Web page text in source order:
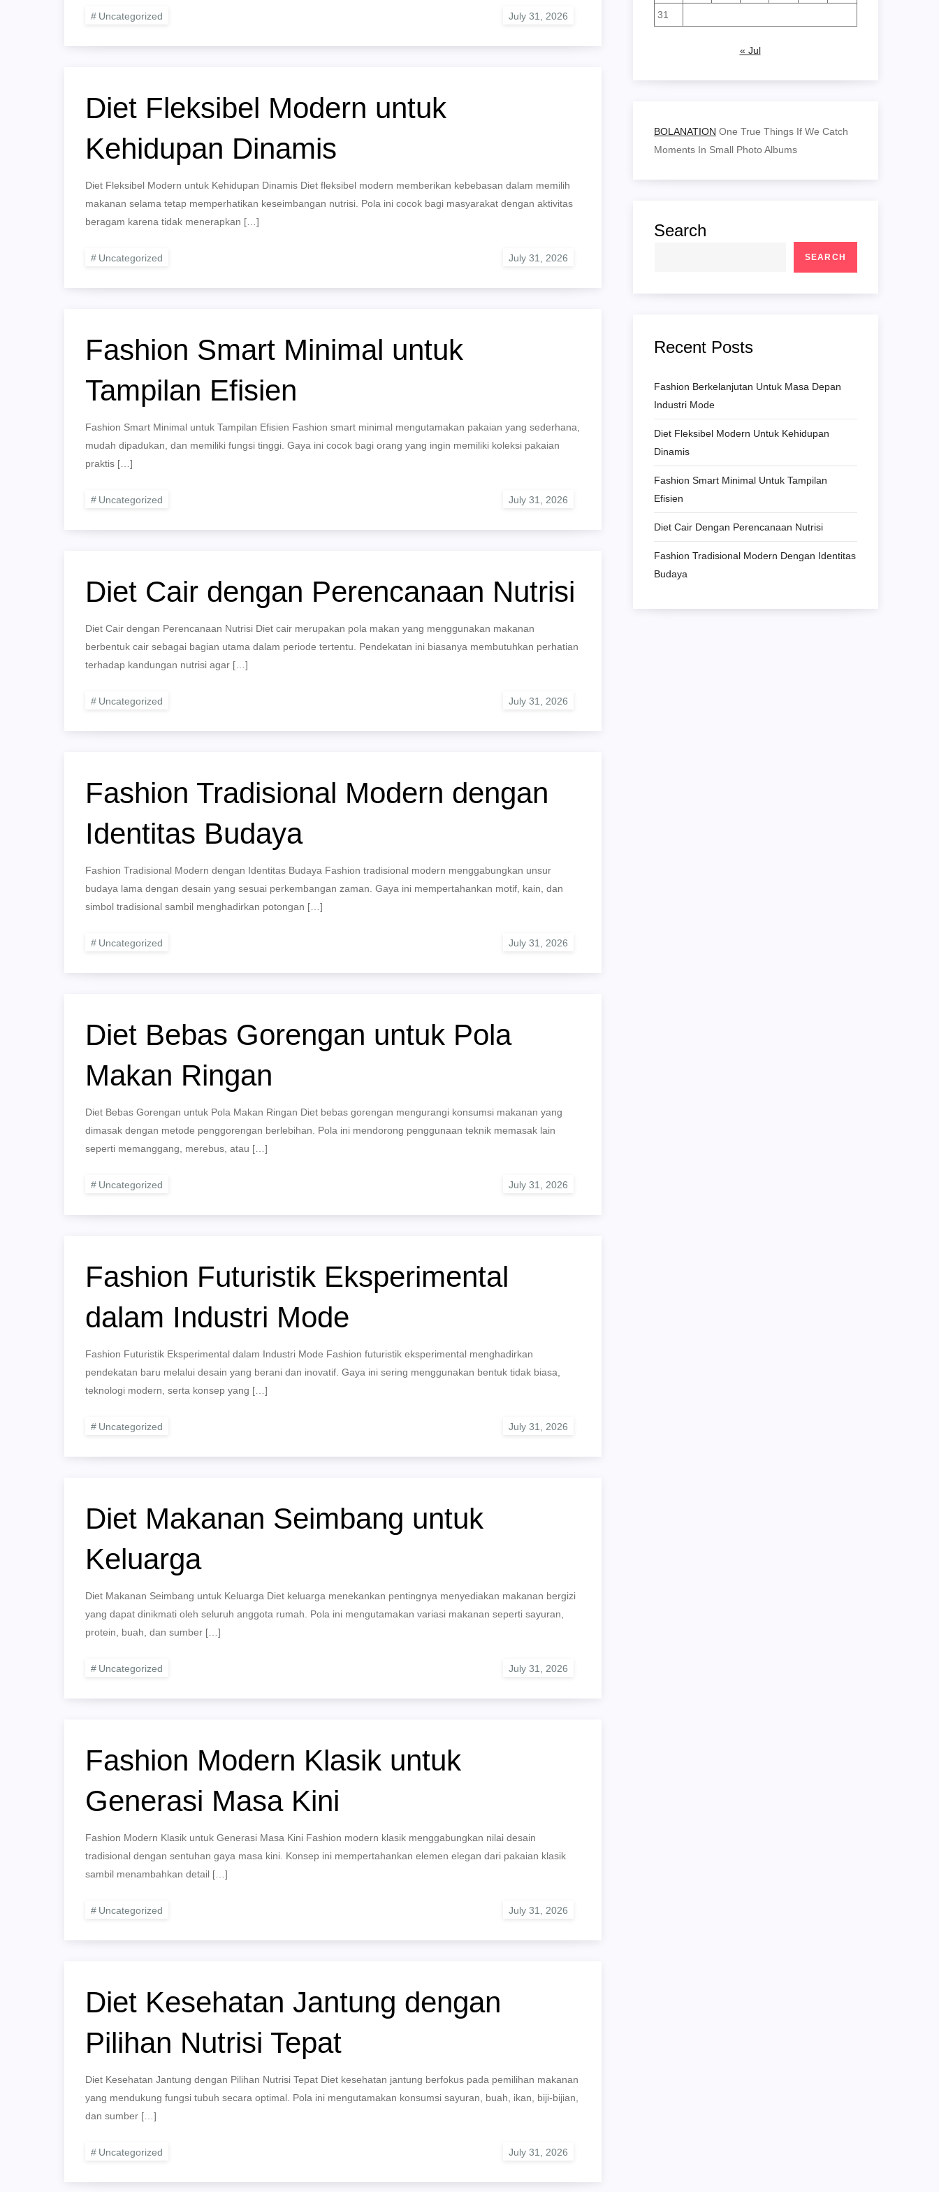
Uncategorized
Diet Fleksibel Modern untuk
Kehidupan Dinamis
Diet Fleksibel Modern untuk Kehidupan Dinamis Diet fleksibel modern memberikan kebebasan dalam memilih
makanan selama tetap memperhatikan keseimbangan nutrisi. Pola ini cocok bagi masyarakat dengan aktivitas
beragam karena tidak menerapkan […]
Uncategorized
Fashion Smart Minimal untuk
Tampilan Efisien
Fashion Smart Minimal untuk Tampilan Efisien Fashion smart minimal mengutamakan pakaian yang sederhana,
mudah dipadukan, dan memiliki fungsi tinggi. Gaya ini cocok bagi orang yang ingin memiliki koleksi pakaian
praktis […]
Uncategorized
Diet Cair dengan Perencanaan Nutrisi
Diet Cair dengan Perencanaan Nutrisi Diet cair merupakan pola makan yang menggunakan makanan
berbentuk cair sebagai bagian utama dalam periode tertentu. Pendekatan ini biasanya membutuhkan perhatian
terhadap kandungan nutrisi agar […]
Uncategorized
Fashion Tradisional Modern dengan
Identitas Budaya
Fashion Tradisional Modern dengan Identitas Budaya Fashion tradisional modern menggabungkan unsur
budaya lama dengan desain yang sesuai perkembangan zaman. Gaya ini mempertahankan motif, kain, dan
simbol tradisional sambil menghadirkan potongan […]
Uncategorized
Diet Bebas Gorengan untuk Pola
Makan Ringan
Diet Bebas Gorengan untuk Pola Makan Ringan Diet bebas gorengan mengurangi konsumsi makanan yang
dimasak dengan metode penggorengan berlebihan. Pola ini mendorong penggunaan teknik memasak lain
seperti memanggang, merebus, atau […]
Uncategorized
Fashion Futuristik Eksperimental
dalam Industri Mode
Fashion Futuristik Eksperimental dalam Industri Mode Fashion futuristik eksperimental menghadirkan
pendekatan baru melalui desain yang berani dan inovatif. Gaya ini sering menggunakan bentuk tidak biasa,
teknologi modern, serta konsep yang […]
Uncategorized
Diet Makanan Seimbang untuk
Keluarga
Diet Makanan Seimbang untuk Keluarga Diet keluarga menekankan pentingnya menyediakan makanan bergizi
yang dapat dinikmati oleh seluruh anggota rumah. Pola ini mengutamakan variasi makanan seperti sayuran,
protein, buah, dan sumber […]
Uncategorized
Fashion Modern Klasik untuk
Generasi Masa Kini
Fashion Modern Klasik untuk Generasi Masa Kini Fashion modern klasik menggabungkan nilai desain
tradisional dengan sentuhan gaya masa kini. Konsep ini mempertahankan elemen elegan dari pakaian klasik
sambil menambahkan detail […]
Uncategorized
Diet Kesehatan Jantung dengan
Pilihan Nutrisi Tepat
Diet Kesehatan Jantung dengan Pilihan Nutrisi Tepat Diet kesehatan jantung berfokus pada pemilihan makanan
yang mendukung fungsi tubuh secara optimal. Pola ini mengutamakan konsumsi sayuran, buah, ikan, biji-bijian,
dan sumber […]
Uncategorized
31
« Jul
BOLANATION One True Things If We Catch
Moments In Small Photo Albums
Search
SEARCH
Recent Posts
Fashion Berkelanjutan Untuk Masa Depan
Industri Mode
Diet Fleksibel Modern Untuk Kehidupan
Dinamis
Fashion Smart Minimal Untuk Tampilan
Efisien
Diet Cair Dengan Perencanaan Nutrisi
Fashion Tradisional Modern Dengan Identitas
Budaya